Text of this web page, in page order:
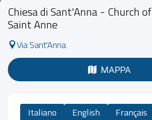
Chiesa di Sant'Anna - Church of
Saint Anne
Via Sant'Anna
MAPPA
Italiano English Français